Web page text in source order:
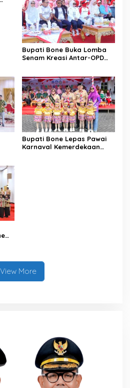
Bupati Bone Buka Lomba
Senam Kreasi Antar-OPD
Bupati Bone Lepas Pawai
Karnaval Kemerdekaan
View More